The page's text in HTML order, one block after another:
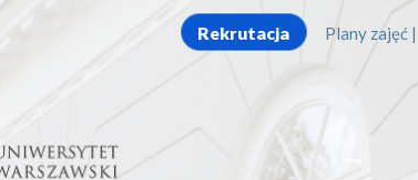
Rekrutacja Plany zajęć |